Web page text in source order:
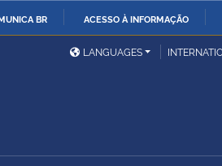
BR ACESSO À INFORMAÇÃO
Ministério das Relações
ExterioresLANGUAGES